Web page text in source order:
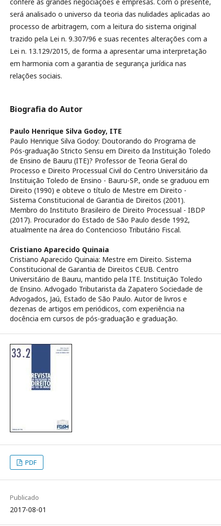
será analisado o universo da teoria das nulidades aplicadas ao
processo de arbitragem, com a leitura do sistema original
trazido pela Lei n. 9.307/96 e suas recentes alterações com a
Lei n. 13.129/2015, de forma a apresentar uma interpretação
em harmonia com a garantia de segurança jurídica nas
relações sociais.
Biografia do Autor
Paulo Henrique Silva Godoy, ITE
Paulo Henrique Silva Godoy: Doutorando do Programa de
Pós-graduação Stricto Sensu em Direito da Instituição Toledo
de Ensino de Bauru (ITE)? Professor de Teoria Geral do
Processo e Direito Processual Civil do Centro Universitário da
Instituição Toledo de Ensino - Bauru-SP., onde se graduou em
Direito (1990) e obteve o título de Mestre em Direito -
Sistema Constitucional de Garantia de Direitos (2001).
Membro do Instituto Brasileiro de Direito Processual - IBDP
(2017). Procurador do Estado de São Paulo desde 1992,
atualmente na área do Contencioso Tributário Fiscal.
Cristiano Aparecido Quinaia
Cristiano Aparecido Quinaia: Mestre em Direito. Sistema
Constitucional de Garantia de Direitos CEUB. Centro
Universitário de Bauru, mantido pela ITE. Instituição Toledo
de Ensino. Advogado Tributarista da Zapatero Sociedade de
Advogados, Jaú, Estado de São Paulo. Autor de livros e
dezenas de artigos em periódicos, com experiência na
docência em cursos de pós-graduação e graduação.
PDF
Publicado
2017-08-01